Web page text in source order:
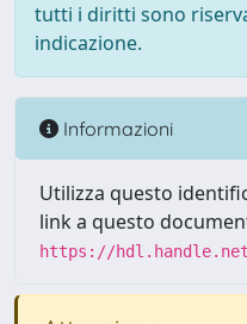
tutti i diritti sono
indicazione.
Informazioni
Utilizza questo
link a questo
https://hdl.handle.net/